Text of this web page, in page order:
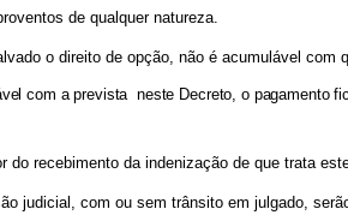
de qualquer natureza.
o direito de opção, não é acumulável com
com a prevista neste Decreto, o pagamento
recebimento da indenização de que trata
judicial, com ou sem trânsito em julgado,